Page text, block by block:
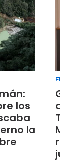
los
la